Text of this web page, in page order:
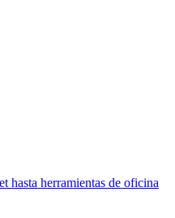
hasta herramientas de oficina